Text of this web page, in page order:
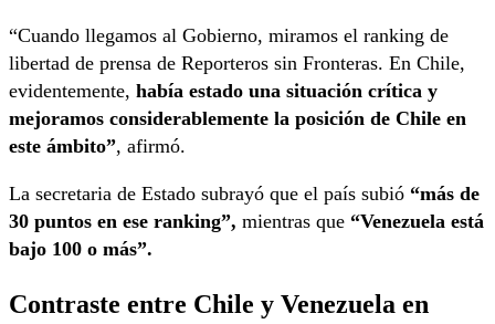
“Cuando llegamos al Gobierno, miramos el ranking de
libertad de prensa de Reporteros sin Fronteras. En Chile,
evidentemente, había estado una situación crítica y
mejoramos considerablemente la posición de Chile en
este ámbito”, afirmó.
La secretaria de Estado subrayó que el país subió “más de
30 puntos en ese ranking”, mientras que “Venezuela está
bajo 100 o más”.
Contraste entre Chile y Venezuela en